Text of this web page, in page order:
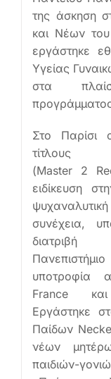
της άσκηση
και Νέων
εργάστηκε
Υγείας
στα
Στο Παρίσι
τίτλους
(Master 2
ειδίκευση
συνέχεια,
υποτροφία
France
Εργάστηκε
Παίδων
νέων
παιδιών-